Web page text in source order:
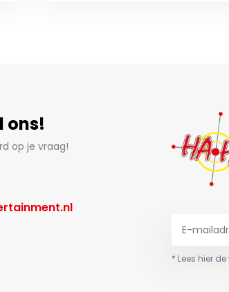
ons!
op je vraag!
* Lees hier